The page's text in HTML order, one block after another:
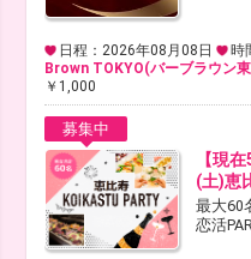
日程：2026年08月08日 時
Brown TOKYO(バーブラウン
￥1,000
募集中
【現
(土)恵
最大60
恋活